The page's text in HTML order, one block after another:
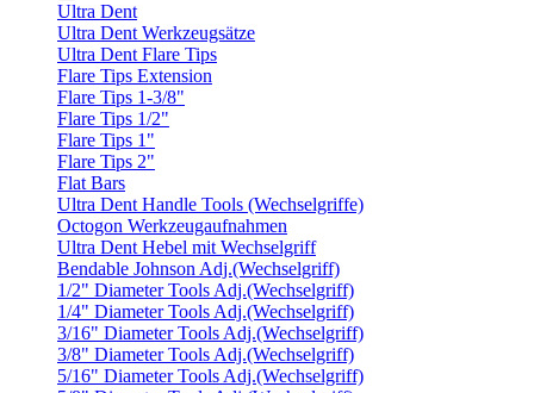
Ultra Dent
Ultra Dent Werkzeugsätze
Ultra Dent Flare Tips
Flare Tips Extension
Flare Tips 1-3/8"
Flare Tips 1/2"
Flare Tips 1"
Flare Tips 2"
Flat Bars
Ultra Dent Handle Tools (Wechselgriffe)
Octogon Werkzeugaufnahmen
Ultra Dent Hebel mit Wechselgriff
Bendable Johnson Adj.(Wechselgriff)
1/2" Diameter Tools Adj.(Wechselgriff)
1/4" Diameter Tools Adj.(Wechselgriff)
3/16" Diameter Tools Adj.(Wechselgriff)
3/8" Diameter Tools Adj.(Wechselgriff)
5/16" Diameter Tools Adj.(Wechselgriff)